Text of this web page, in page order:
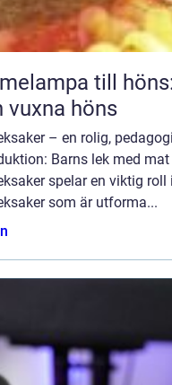
till
vuxna höns
– en rolig,
Barns lek med
spelar en viktig
som är utforma...